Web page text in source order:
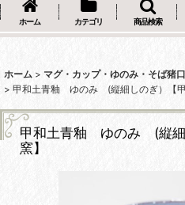
ホーム カテゴリ 商品検索
ホーム > マグ・カップ・ゆのみ・そば猪口
> 甲和土青釉 ゆのみ (縦細しのぎ）【
甲和土青釉 ゆのみ (縦
窯】